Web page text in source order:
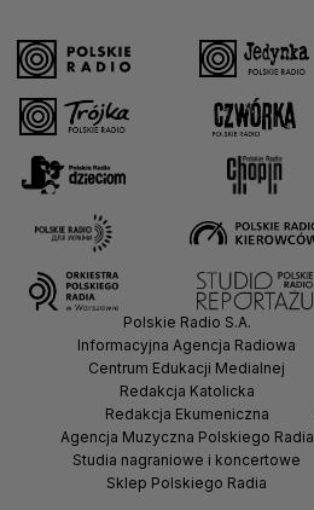
Polskie Radio S.A.
Informacyjna Agencja Radiowa
Centrum Edukacji Medialnej
Redakcja Katolicka
Redakcja Ekumeniczna
Agencja Muzyczna Polskiego Radia
Studia nagraniowe i koncertowe
Sklep Polskiego Radia